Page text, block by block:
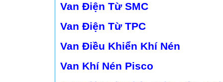
Van Điện Từ SMC
Van Điện Từ TPC
Van Điều Khiển Khí Nén
Van Khí Nén Pisco